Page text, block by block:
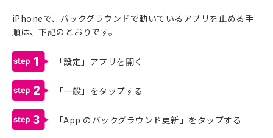
iPhoneで、バックグラウンドで動いているアプリを止める手
順は、下記のとおりです。
1 「設定」アプリを開く
2 「一般」をタップする
3 「App のバックグラウンド更新」をタップする